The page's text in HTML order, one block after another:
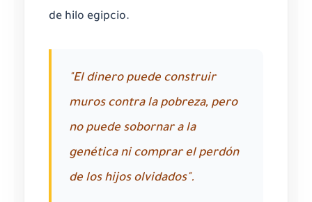
de hilo egipcio.
"El dinero puede construir
muros contra la pobreza, pero
no puede sobornar a la
genética ni comprar el perdón
de los hijos olvidados".